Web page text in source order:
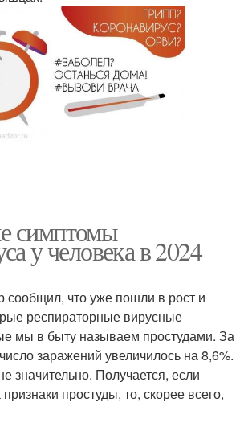
симптомы
у человека в 2024
сообщил, что уже пошли в рост и
респираторные вирусные
мы в быту называем простудами. За
заражений увеличилось на 8,6%.
значительно. Получается, если
простуды, то, скорее всего,